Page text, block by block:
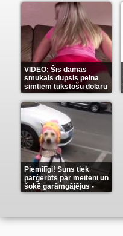
VIDEO: Šīs dāmas
smukais dupsis pelna
simtiem tūkstošu dolāru
(9)
Piemīlīgi! Suns tiek
pārģērbts par meiteni un
šokē garāmgājējus -
VIDEO(8)